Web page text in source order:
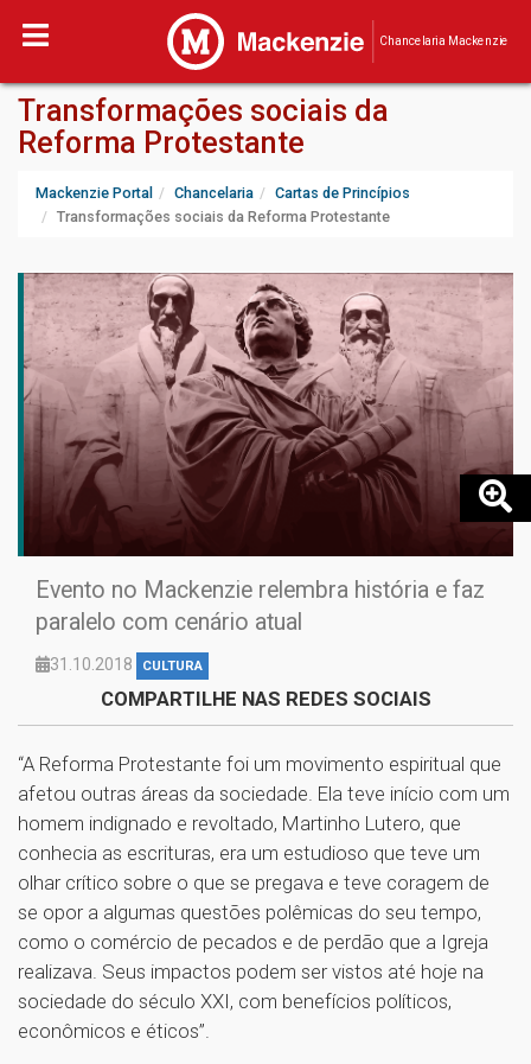
Chancelaria Mackenzie
Transformações sociais da
Reforma Protestante
Mackenzie Portal Chancelaria
Cartas de Princípios
Transformações sociais da Reforma Protestante
Evento no Mackenzie relembra história e faz
paralelo com cenário atual
31.10.2018 CULTURA
COMPARTILHE NAS REDES SOCIAIS
“A Reforma Protestante foi um movimento espiritual que
afetou outras áreas da sociedade. Ela teve início com um
homem indignado e revoltado, Martinho Lutero, que
conhecia as escrituras, era um estudioso que teve um
olhar crítico sobre o que se pregava e teve coragem de
se opor a algumas questões polêmicas do seu tempo,
como o comércio de pecados e de perdão que a Igreja
realizava. Seus impactos podem ser vistos até hoje na
sociedade do século XXI, com benefícios políticos,
econômicos e éticos”.